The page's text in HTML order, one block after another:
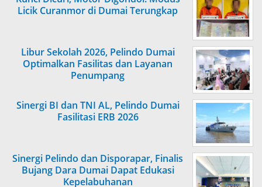
Licik Curanmor di Dumai Terungkap
Libur Sekolah 2026, Pelindo Dumai
Optimalkan Fasilitas dan Layanan
Penumpang
Sinergi BI dan TNI AL, Pelindo Dumai
Fasilitasi ERB 2026
Sinergi Pelindo dan Disporapar, Finalis
Bujang Dara Dumai Dapat Edukasi
Kepelabuhanan